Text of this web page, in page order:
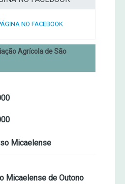
Agrícola de São
Micaelense
Micaelense de Outono